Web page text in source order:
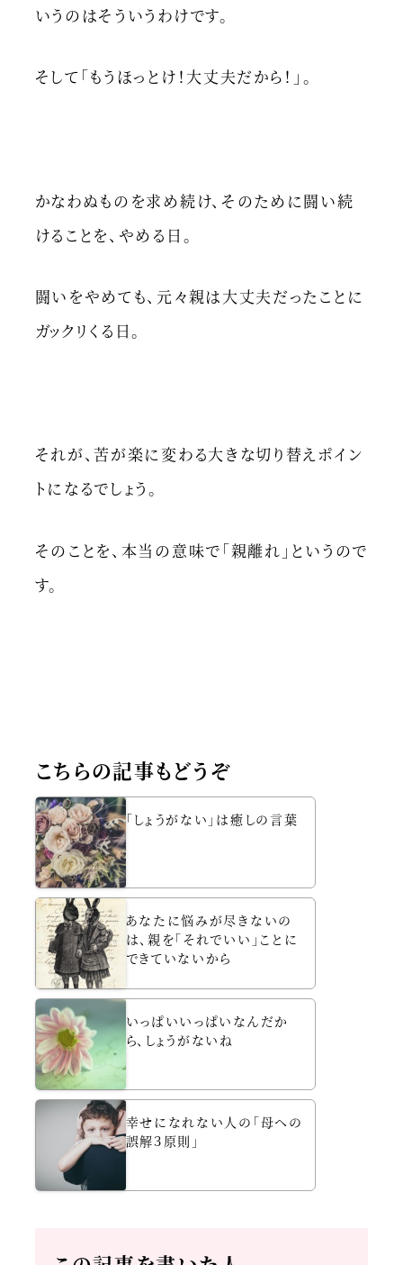
いうのはそういうわけです。
そして「もうほっとけ！大丈夫だから！」。
かなわぬものを求め続け、そのために闘い続
けることを、やめる日。
闘いをやめても、元々親は大丈夫だったことに
ガックリくる日。
それが、苦が楽に変わる大きな切り替えポイン
トになるでしょう。
そのことを、本当の意味で「親離れ」というので
す。
こちらの記事もどうぞ
「しょうがない」は癒しの言葉
あなたに悩みが尽きないの
は、親を「それでいい」ことに
できていないから
いっぱいいっぱいなんだか
ら、しょうがないね
幸せになれない人の「母への
誤解３原則」